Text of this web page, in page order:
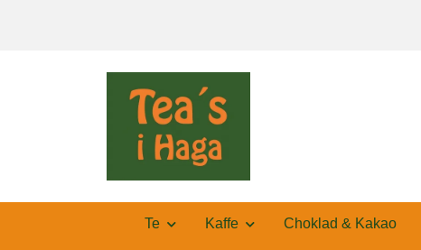
Te Kaffe Choklad & Kakao